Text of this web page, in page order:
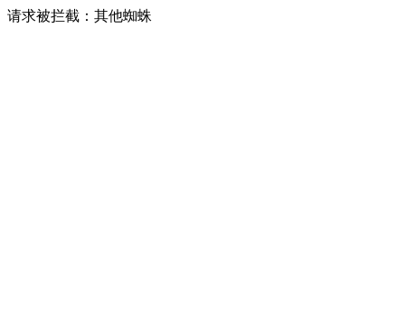
请求被拦截：其他蜘蛛